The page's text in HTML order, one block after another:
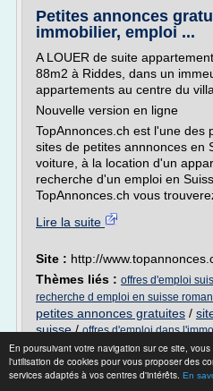
En poursuivant votre navigation sur ce site,
l'utilisation de cookies pour vous proposer des
services adaptés à vos centres d'intérêts. En
Petites annonces
immobilier, emploi ...
A LOUER de suite
88m2 à Riddes, dans un
appartements au centre du
Nouvelle version en ligne
TopAnnonces.ch est l'une des
sites de petites annnonces en
voiture, à la location d'un
recherche d'un emploi en
TopAnnonces.ch vous
Lire la suite
Site : http://
Thèmes liés : offres d'emploi
recherche d emploi en suisse
petites annonces gratuites /
suisse/offres d'emploi dans
SENEGAL : Recherche
dorgoo.sn